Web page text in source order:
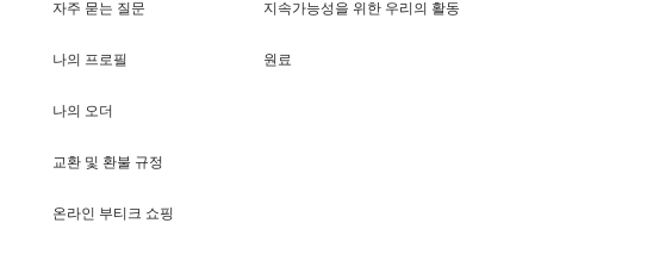
자주 묻는 질문
나의 프로필
나의 오더
교환 및 환불 규정
온라인 부티크 쇼핑
지속가능성을 위한 우리의 활동
원료